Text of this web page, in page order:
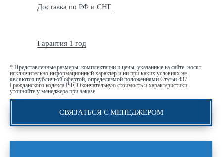
Доставка по РФ и СНГ
Гарантия 1 год
* Представленные размеры, комплектации и цены, указанные на сайте, носят
исключительно информационный характер и ни при каких условиях не
являются публичной офертой, определяемой положениями Статьи 437
Гражданского кодекса РФ. Окончательную стоимость и характеристики
уточняйте у менеджера при заказе
СВЯЗАТЬСЯ С МЕНЕДЖЕРОМ